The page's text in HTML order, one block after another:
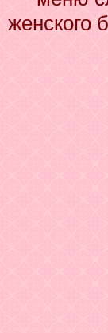
женского